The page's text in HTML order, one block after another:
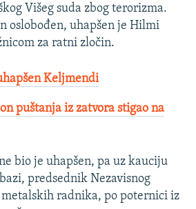
Višeg suda zbog terorizma.
oslobođen, uhapšen je Hilmi
za ratni zločin.
Keljmendi
puštanja iz zatvora stigao na
bio je uhapšen, pa uz kauciju
predsednik Nezavisnog
radnika, po poternici iz